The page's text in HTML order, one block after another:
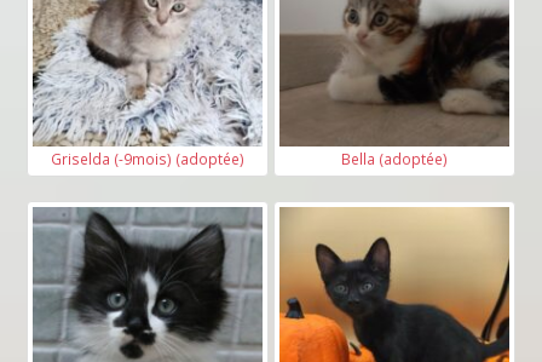
Griselda (-9mois) (adoptée) Bella (adoptée)